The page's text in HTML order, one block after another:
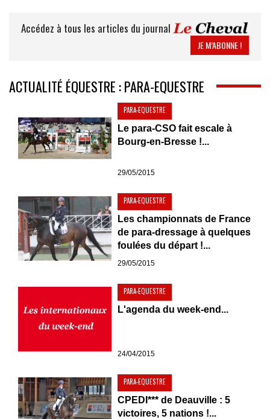
Accédez à tous les articles du journal
JE M’ABONNE !
ACTUALITÉ ÉQUESTRE : PARA-EQUESTRE
PARA-EQUESTRE
Le para-CSO fait escale à
Bourg-en-Bresse !...
29/05/2015
PARA-EQUESTRE
Les championnats de France
de para-dressage à quelques
foulées du départ !...
29/05/2015
PARA-EQUESTRE
L'agenda du week-end...
24/04/2015
PARA-EQUESTRE
CPEDI*** de Deauville : 5
victoires, 5 nations !...